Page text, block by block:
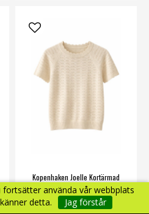
fortsätter använda vår webbplats
detta.
Jag förstår
Kopenhaken Joelle Kortärmad
Pullover Dam Ecru
Kopenhaken